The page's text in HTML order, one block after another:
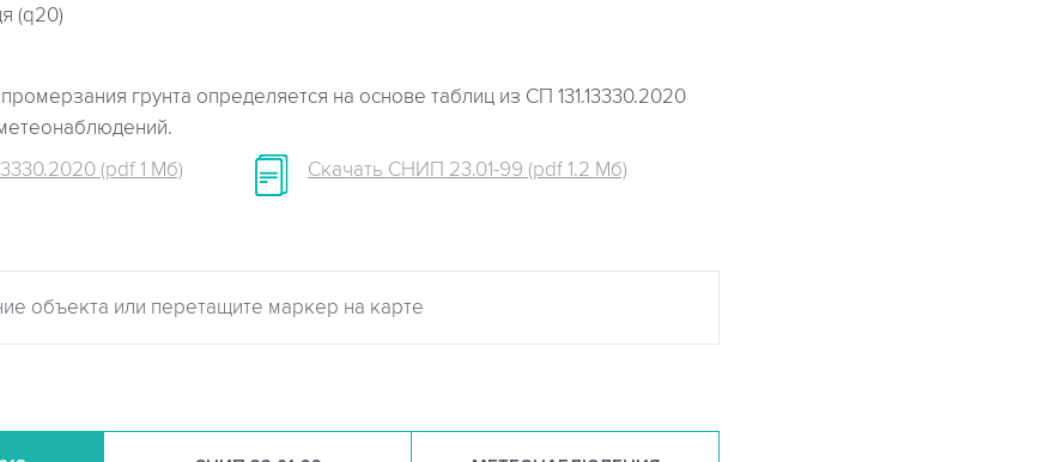
(q20)
грунта определяется на основе таблиц из СП 131.13330.2020
(pdf 1 Мб)
Скачать СНИП 23.01-99 (pdf 1.2 Мб)